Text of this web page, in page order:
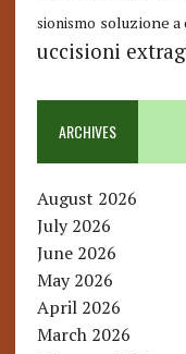
sionismo soluzione a
uccisioni
ARCHIVES
August 2026
July 2026
June 2026
May 2026
April 2026
March 2026